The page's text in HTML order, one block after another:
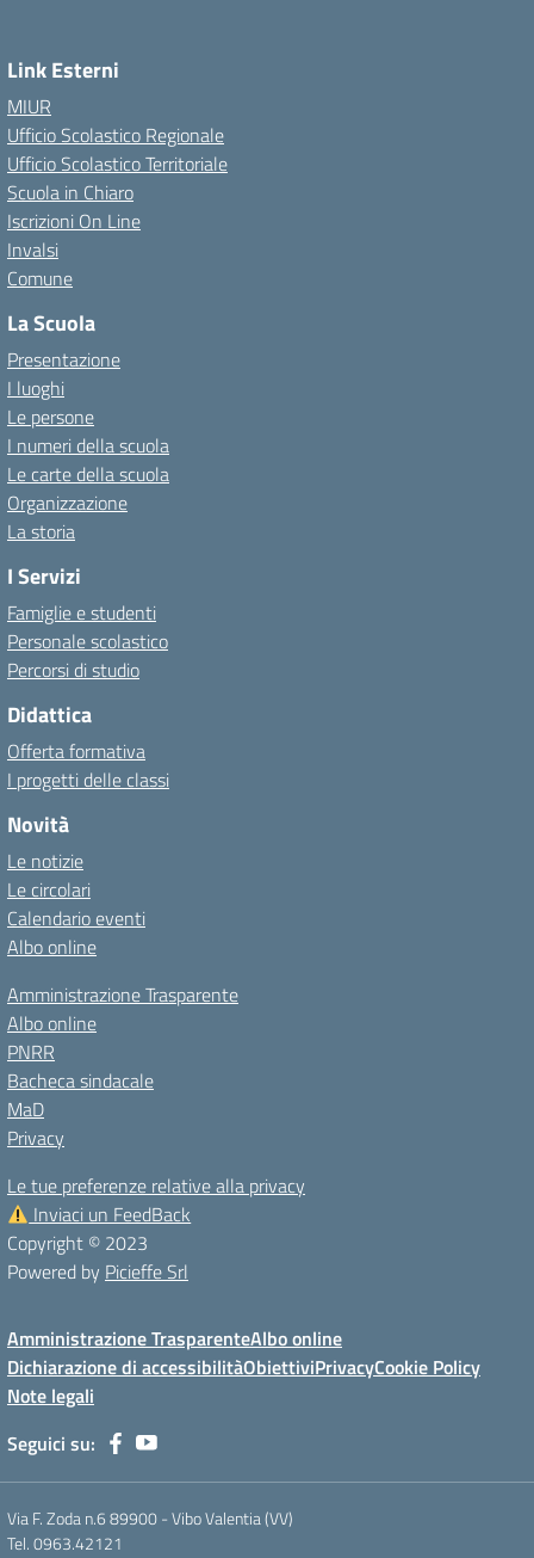
Link Esterni
MIUR
Ufficio Scolastico Regionale
Ufficio Scolastico Territoriale
Scuola in Chiaro
Iscrizioni On Line
Invalsi
Comune
La Scuola
Presentazione
I luoghi
Le persone
I numeri della scuola
Le carte della scuola
Organizzazione
La storia
I Servizi
Famiglie e studenti
Personale scolastico
Percorsi di studio
Didattica
Offerta formativa
I progetti delle classi
Novità
Le notizie
Le circolari
Calendario eventi
Albo online
Amministrazione Trasparente
Albo online
PNRR
Bacheca sindacale
MaD
Privacy
Le tue preferenze relative alla privacy
Inviaci un FeedBack
Copyright © 2023
Powered by Picieffe Srl
Amministrazione TrasparenteAlbo online
Dichiarazione di accessibilitàObiettiviPrivacyCookie Policy
Note legali
Seguici su:
Via F. Zoda n.6 89900 - Vibo Valentia (VV)
Tel. 0963.42121